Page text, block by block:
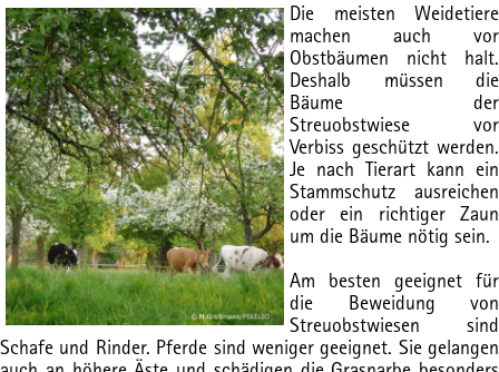
Die meisten Weidetiere
machen auch vor
Obstbäumen nicht halt.
Deshalb müssen die
Bäume der
Streuobstwiese vor
Verbiss geschützt werden.
Je nach Tierart kann ein
Stammschutz ausreichen
oder ein richtiger Zaun
um die Bäume nötig sein.
Am besten geeignet für
die Beweidung von
Streuobstwiesen sind
Schafe und Rinder. Pferde sind weniger geeignet. Sie gelangen